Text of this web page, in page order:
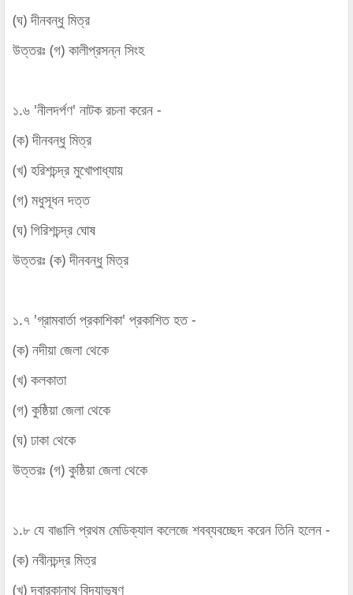
(ঘ) দীনবন্ধু মিত্র
উত্তরঃ (গ) কালীপ্রসন্ন সিংহ
১.৬ 'নীলদর্পণ' নাটক রচনা করেন -
(ক) দীনবন্ধু মিত্র
(খ) হরিশচন্দ্র মুখোপাধ্যায়
(গ) মধুসূধন দত্ত
(ঘ) গিরিশচন্দ্র ঘোষ
উত্তরঃ (ক) দীনবন্ধু মিত্র
১.৭ 'গ্রামবার্তা প্রকাশিকা' প্রকাশিত হত -
(ক) নদীয়া জেলা থেকে
(খ) কলকাতা
(গ) কুষ্ঠিয়া জেলা থেকে
(ঘ) ঢাকা থেকে
উত্তরঃ (গ) কুষ্ঠিয়া জেলা থেকে
১.৮ যে বাঙালি প্রথম মেডিক্যাল কলেজে শবব্যবচ্ছেদ করেন তিনি হলেন -
(ক) নবীনচন্দ্র মিত্র
(খ) দ্বারকানাথ বিদ্যাভূষণ